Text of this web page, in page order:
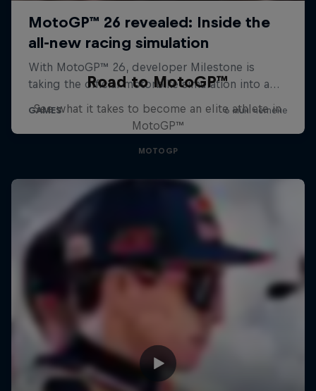
Road to MotoGP™
See what it takes to become an elite athlete in
MotoGP™
MOTOGP